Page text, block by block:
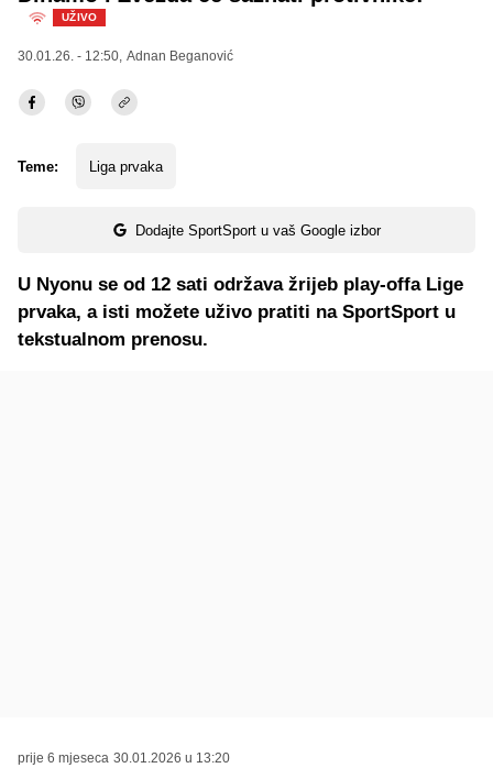
UŽIVO
30.01.26. - 12:50, Adnan Beganović
Teme: Liga prvaka
Dodajte SportSport u vaš Google izbor
U Nyonu se od 12 sati održava žrijeb play-offa Lige
prvaka, a isti možete uživo pratiti na SportSport u
tekstualnom prenosu.
prije 6 mjeseca 30.01.2026 u 13:20